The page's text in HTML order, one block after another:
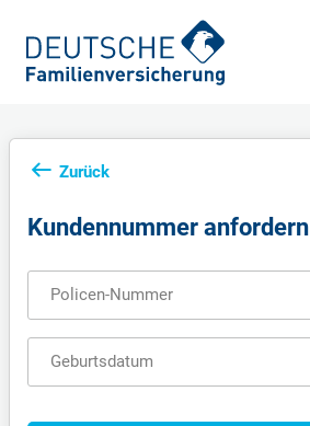
Zurück
Kundennummer anfordern
Policen-Nummer
Geburtsdatum